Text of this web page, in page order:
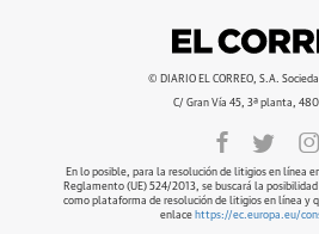
© DIARIO EL CORREO, S.A.
C/ Gran Vía 45, 3ª planta,
En lo posible, para la resolución de litigios en línea
Reglamento (UE) 524/2013, se buscará la
como plataforma de resolución de litigios en línea y
enlace https://ec.europa.eu/